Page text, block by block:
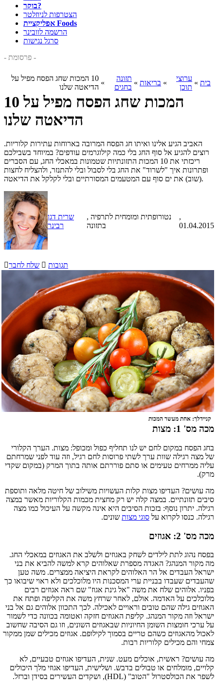
בוקר?
הצטרפות לניוזלטר
אפליקציית Foods
הרשמה לוובינר
סרגל נגישות
- פרסומת -
בית »
ערוצי
תוכן
» בריאות »
תזונה
בחגים
»
10 המכות שחג הפסח מפיל על
הדיאטה שלנו
10 המכות שחג הפסח מפיל על
הדיאטה שלנו
האביב הגיע אלינו ואיתו חג הפסח המרובה בארוחות עתירות קלוריות.
רוצים להגיע אל סוף החג בלי כמה קילוגרמים עודפים? במיוחד בשבילכם
ריכזתי את 10 המכות התזונתיות שטמונות במאכלי החג, עם הסברים
ופתרונות איך "לשרוד" את החג בלי לסבול ובלי להתנזר, ולהצליח לחצות
(שוב) את ים סוף עם המטעמים המסורתיים ובלי לקלקל את הדיאטה.
שרית דגן
רבינר
, נטורופתית ומומחית לתרפיה
בתזונה
,
01.04.2015
שלח לחבר  תגובות
קניידלך: אחת מעשר המכות
מכה מס' 1: מצות
בחג הפסח במקום לחם יש לנו תחליף כפול ומכופל: מצות. הערך הקלורי
של מצה רגילה שוות ערך לשתי פרוסות לחם רגיל, וזה עוד לפני שמרחתם
עליה ממרחים טעימים או סתם פוררתם אותה בתוך המרק (במקום שקדי
מרק).
מה עושים? העדיפו מצות קלות העשויות משילוב של חיטה מלאה ותוספת
סיבים תזונתיים. במצה קלה יש רק מחצית מכמות הקלוריות מאשר במצה
רגילה. יתרון נוסף: בזכות הסיבים היא אינה מקשה על העיכול כמו מצה
רגילה. כנסו לקרוא על סוגי מצות שונים.
מכה מס' 2: אגוזים
בפסח נהוג לתת לילדים לשחק באגוזים ולשלב את האגוזים במאכלי החג.
מה מקור המנהג? האגדה מספרת שאלוהים קרא למשה להביא את בני
ישראל העבדים אל הר האלוהים לקראת היציאה ממצרים. משה טען
שהעבדים שעבדו בבניית ערי המסכנות היו מלוכלכים ולא ראוי שיבואו כך
בפניו. אלוהים שלח את משה "אל גינת אגוז" שם ראה אגוזים רבים
מלוכלכים על האדמה. אולם, לאחר שרחץ משה את הקליפה ופתח את
האגוזים גילה שהם טובים וראויים לאכילה. לכך התכוון אלוהים גם אל בני
ישראל וזה מקור המנהג. קליפת האגוזים חזקה ואטומה בכוונה כדי לשמור
על ערכי חומצות השומן החיוניות שבאגוזים השונים, וזו גם הסיבה שחשוב
לאכול מהאגוזים כשהם טריים בסמוך לקילופם. אגוזים מכילים שמן ממקור
צמחי והם מכילים קלוריות רבות.
מה עושים? ראשית, אוכלים מעט. שנית, העדיפו אגוזים טבעיים, לא
קלויים, מומלחים או טבולים בדבש. ושלישית, העדיפו אגוזי מלך היכולים
לשפר את הכולסטרול "הטוב" (HDL),
ושקדים העשירים בסידן וברזל.